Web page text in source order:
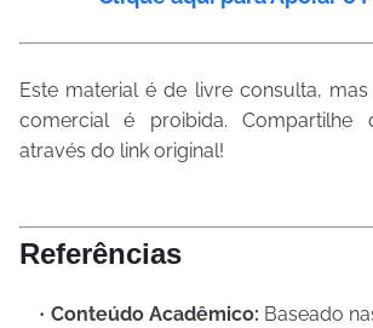
Este material é de livre consulta,
comercial é proibida. Compartilhe
através do link original!
Referências
Conteúdo Acadêmico: Baseado